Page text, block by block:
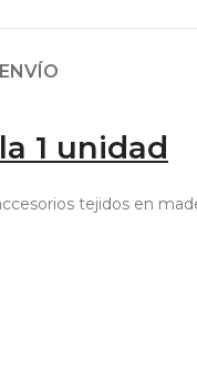
1 unidad
tejidos en